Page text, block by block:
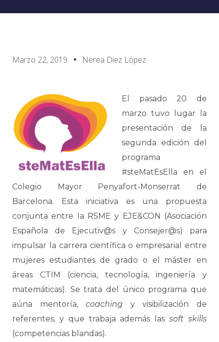
Marzo 22, 2019 Nerea Diez López
El pasado 20 de
marzo tuvo lugar la
presentación de la
segunda edición del
programa
#steMatEsElla en el
Colegio Mayor Penyafort-Monserrat de
Barcelona. Esta iniciativa es una propuesta
conjunta entre la RSME y EJE&CON (Asociación
Española de Ejecutiv@s y Consejer@s) para
impulsar la carrera científica o empresarial entre
mujeres estudiantes de grado o el máster en
áreas CTIM (ciencia, tecnología, ingeniería y
matemáticas). Se trata del único programa que
aúna mentoría,coaching y visibilización de
referentes, y que trabaja además lassoft skills
(competencias blandas).